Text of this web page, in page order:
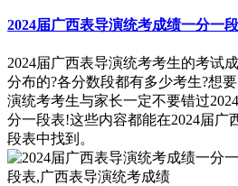
2024届广西表导演统考成绩一分一
2024届广西表导演统考考生的考试
分布的?各分数段都有多少考生?想
演统考考生与家长一定不要错过
分一段表!这些内容都能在2024届广
段表中找到。